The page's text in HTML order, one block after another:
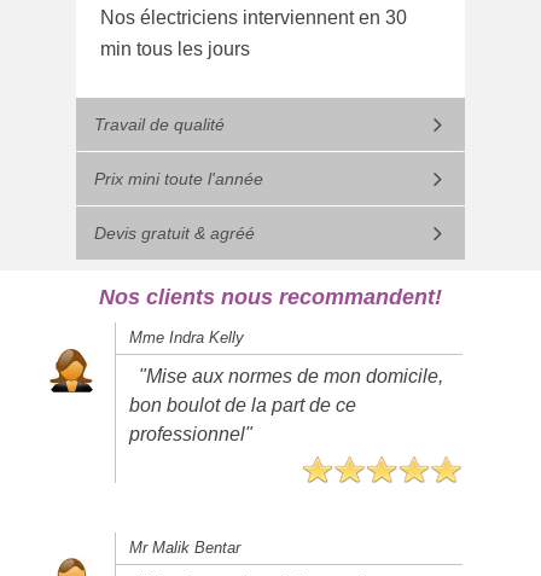
Nos électriciens interviennent en 30
min tous les jours
Travail de qualité
Prix mini toute l'année
Devis gratuit & agréé
Nos clients nous recommandent!
Mme Indra Kelly
"Mise aux normes de mon domicile,
bon boulot de la part de ce
professionnel"
Mr Malik Bentar